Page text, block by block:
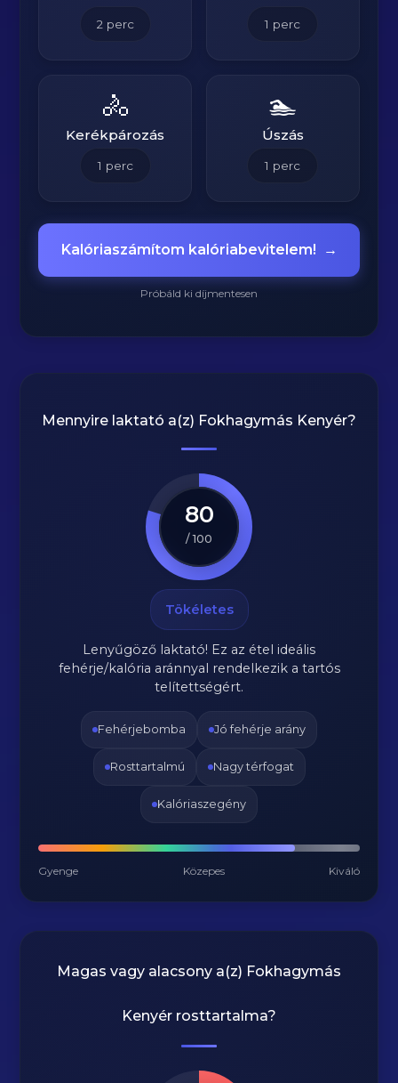
2 perc 1 perc
🚴
Kerékpározás
1 perc
🏊
Úszás
1 perc
Kalóriaszámítom kalóriabevitelem! →
Próbáld ki díjmentesen
Mennyire laktató a(z) Fokhagymás Kenyér?
80
/ 100
Tökéletes
Lenyűgöző laktató! Ez az étel ideális
fehérje/kalória aránnyal rendelkezik a tartós
telítettségért.
Fehérjebomba Jó fehérje arány
Rosttartalmú Nagy térfogat
Kalóriaszegény
Gyenge Közepes Kiváló
Magas vagy alacsony a(z) Fokhagymás
Kenyér rosttartalma?